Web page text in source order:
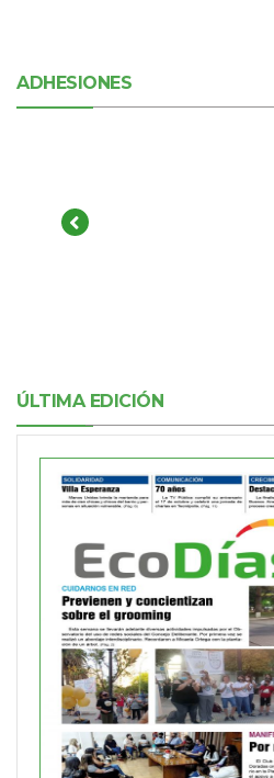
ADHESIONES
ÚLTIMA EDICIÓN